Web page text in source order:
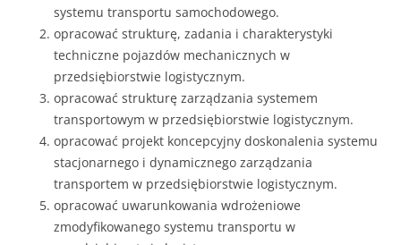
systemu transportu samochodowego.
opracować strukturę, zadania i charakterystyki
techniczne pojazdów mechanicznych w
przedsiębiorstwie logistycznym.
opracować strukturę zarządzania systemem
transportowym w przedsiębiorstwie logistycznym.
opracować projekt koncepcyjny doskonalenia systemu
stacjonarnego i dynamicznego zarządzania
transportem w przedsiębiorstwie logistycznym.
opracować uwarunkowania wdrożeniowe
zmodyfikowanego systemu transportu w